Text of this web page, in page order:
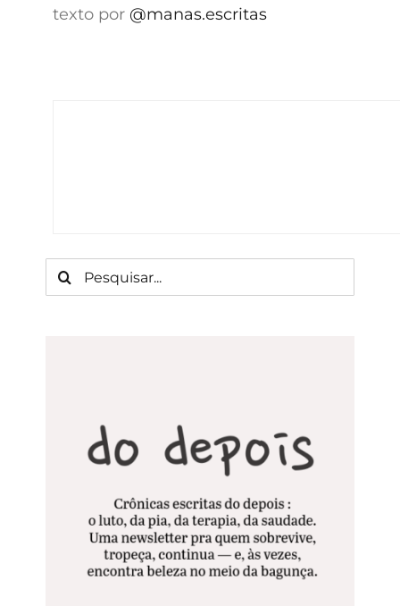
texto por @manas.escritas
Buscar
resultados